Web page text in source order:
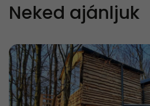
Neked ajánljuk